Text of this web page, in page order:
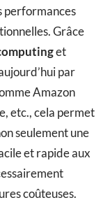
performances
Grâce
et
par
Amazon
etc., cela permet
seulement une
et rapide aux
coûteuses.